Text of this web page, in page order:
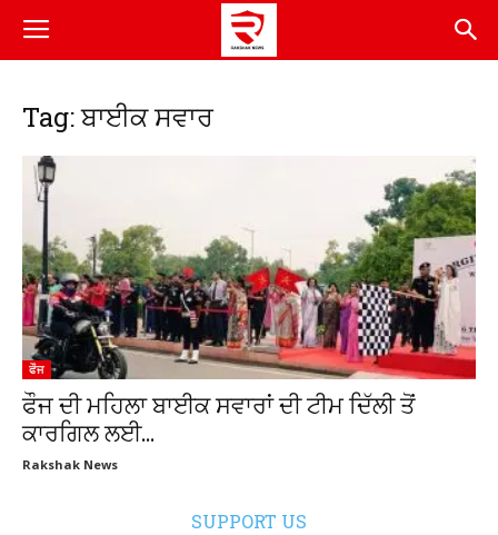
Tag: ਬਾਈਕ ਸਵਾਰ
ਫੌਜ
ਫੌਜ ਦੀ ਮਹਿਲਾ ਬਾਈਕ ਸਵਾਰਾਂ ਦੀ ਟੀਮ ਦਿੱਲੀ ਤੋਂ
ਕਾਰਗਿਲ ਲਈ...
Rakshak News
SUPPORT US